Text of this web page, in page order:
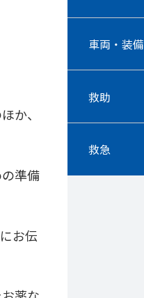
か、
準備
お伝
車両・装備
救助
救急